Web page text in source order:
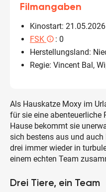
Filmangaben
Kinostart: 21.05.2026
FSK info_outlined
: 0
Herstellungsland:
Regie: Vincent Bal,
Als Hauskatze Moxy im
für sie eine abenteuerliche
Hause bekommt sie
sich bestens aus und
drei immer wieder in
einem echten Team
Drei Tiere, ein Team